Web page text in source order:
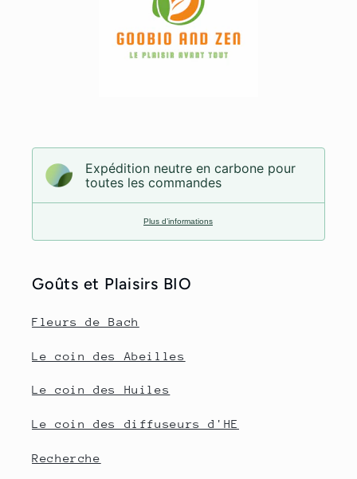
Expédition neutre en carbone pour
toutes les commandes
Plus d’informations
Goûts et Plaisirs BIO
Fleurs de Bach
Le coin des Abeilles
Le coin des Huiles
Le coin des diffuseurs d'HE
Recherche